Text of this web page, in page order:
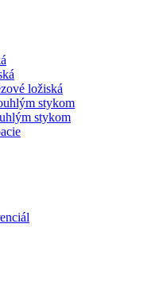
ložiská
stykom
stykom